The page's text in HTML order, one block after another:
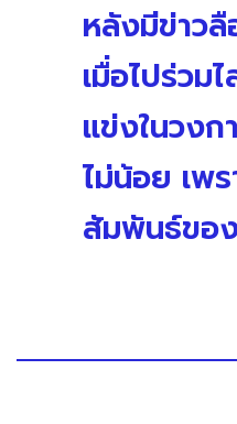
หลังมีข่าว
เมื่อไปร่ว
แข่งในวง
ไม่น้อย เพ
สัมพันธ์ขอ